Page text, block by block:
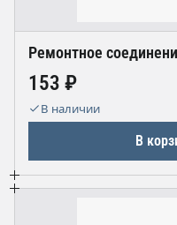
Ремонтное
153 ₽
В наличии
В